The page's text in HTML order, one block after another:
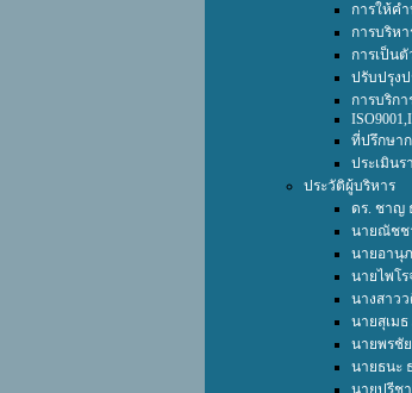
การให้ค
การบริห
การเป็น
ปรับปรุง
การบริก
ที่ปรึกษา
ประเมิน
ประวัติผู้บริหาร
ดร. ชาญ
นายณัชช
นายอานุ
นายไพโ
นางสาว
นายสุเม
นายพรชัย
นายธนะ
นายปรีช